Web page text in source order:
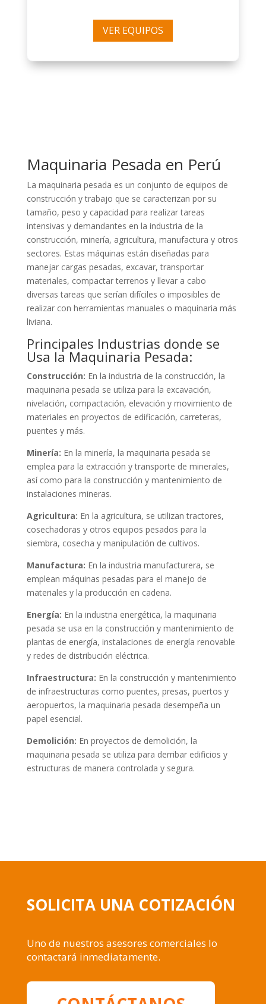
VER EQUIPOS
Maquinaria Pesada en Perú
La maquinaria pesada es un conjunto de equipos de
construcción y trabajo que se caracterizan por su
tamaño, peso y capacidad para realizar tareas
intensivas y demandantes en la industria de la
construcción, minería, agricultura, manufactura y otros
sectores. Estas máquinas están diseñadas para
manejar cargas pesadas, excavar, transportar
materiales, compactar terrenos y llevar a cabo
diversas tareas que serían difíciles o imposibles de
realizar con herramientas manuales o maquinaria más
liviana.
Principales Industrias donde se
Usa la Maquinaria Pesada:
Construcción: En la industria de la construcción, la
maquinaria pesada se utiliza para la excavación,
nivelación, compactación, elevación y movimiento de
materiales en proyectos de edificación, carreteras,
puentes y más.
Minería: En la minería, la maquinaria pesada se
emplea para la extracción y transporte de minerales,
así como para la construcción y mantenimiento de
instalaciones mineras.
Agricultura: En la agricultura, se utilizan tractores,
cosechadoras y otros equipos pesados para la
siembra, cosecha y manipulación de cultivos.
Manufactura: En la industria manufacturera, se
emplean máquinas pesadas para el manejo de
materiales y la producción en cadena.
Energía: En la industria energética, la maquinaria
pesada se usa en la construcción y mantenimiento de
plantas de energía, instalaciones de energía renovable
y redes de distribución eléctrica.
Infraestructura: En la construcción y mantenimiento
de infraestructuras como puentes, presas, puertos y
aeropuertos, la maquinaria pesada desempeña un
papel esencial.
Demolición: En proyectos de demolición, la
maquinaria pesada se utiliza para derribar edificios y
estructuras de manera controlada y segura.
SOLICITA UNA COTIZACIÓN
Uno de nuestros asesores comerciales lo
contactará inmediatamente.